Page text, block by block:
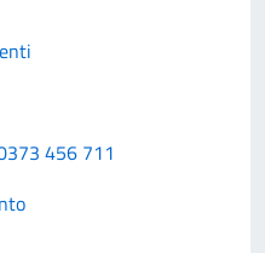
456 711